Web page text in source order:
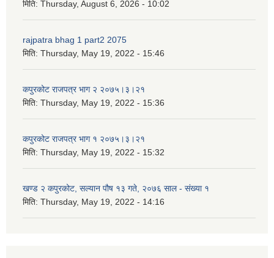
मिति: Thursday, August 6, 2026 - 10:02
rajpatra bhag 1 part2 2075
मिति: Thursday, May 19, 2022 - 15:46
कपुरकोट राजपत्र भाग २ २०७५।३।२१
मिति: Thursday, May 19, 2022 - 15:36
कपुरकोट राजपत्र भाग १ २०७५।३।२१
मिति: Thursday, May 19, 2022 - 15:32
खण्ड २ कपुरकोट, सल्यान पौष १३ गते, २०७६ साल - संख्या १
मिति: Thursday, May 19, 2022 - 14:16